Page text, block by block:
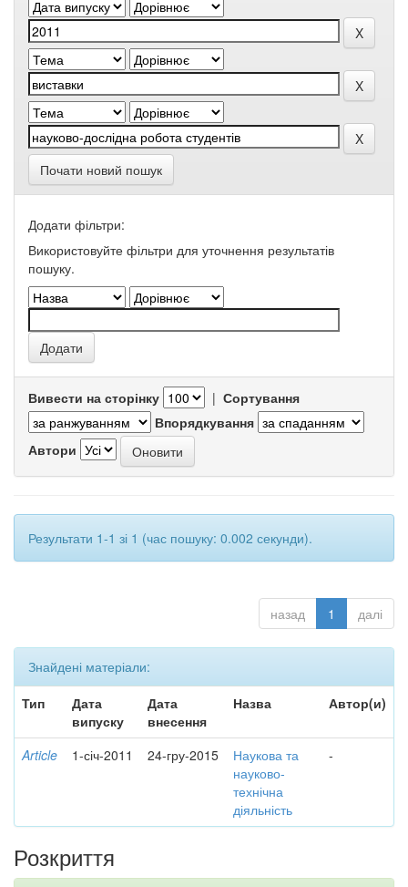
Почати новий пошук
Додати фільтри:
Використовуйте фільтри для уточнення результатів
пошуку.
Вивести на сторінку | Сортування
Впорядкування
Автори
Результати 1-1 зі 1 (час пошуку: 0.002 секунди).
назад 1 далі
Знайдені матеріали:
Тип
Дата
випуску
Дата
внесення
Назва Автор(и)
Article 1-січ-2011 24-гру-2015
Наукова та
науково-
технічна
діяльність
-
Розкриття